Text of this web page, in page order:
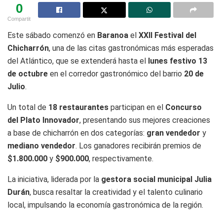
0
Compartit
Este sábado comenzó en Baranoa el XXII Festival del
Chicharrón, una de las citas gastronómicas más esperadas
del Atlántico, que se extenderá hasta el lunes festivo 13
de octubre en el corredor gastronómico del barrio 20 de
Julio.
Un total de 18 restaurantes participan en el Concurso
del Plato Innovador, presentando sus mejores creaciones
a base de chicharrón en dos categorías: gran vendedor y
mediano vendedor. Los ganadores recibirán premios de
$1.800.000 y $900.000, respectivamente.
La iniciativa, liderada por la gestora social municipal Julia
Durán, busca resaltar la creatividad y el talento culinario
local, impulsando la economía gastronómica de la región.